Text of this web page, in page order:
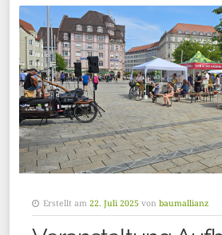
Erstellt am 22. Juli 2025 von baumallianz